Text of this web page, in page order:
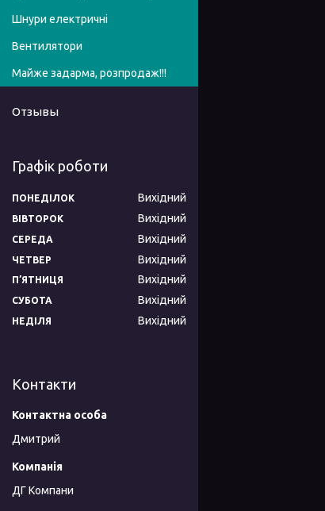
Шнури електричні
Вентилятори
Майже задарма, розпродаж!!!
Отзывы
Графік роботи
ПОНЕДІЛОК Вихідний
ВІВТОРОК Вихідний
СЕРЕДА Вихідний
ЧЕТВЕР Вихідний
ПʼЯТНИЦЯ Вихідний
СУБОТА Вихідний
НЕДІЛЯ Вихідний
Контакти
Дмитрий
ДГ Компани